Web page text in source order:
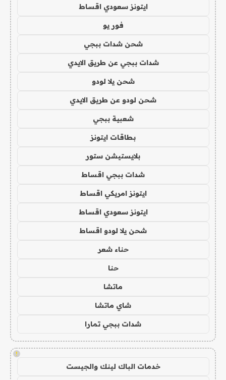
ايتونز سعودي اقساط
فور يو
شحن شدات ببجي
شدات ببجي عن طريق الايدي
شحن يلا لودو
شحن لودو عن طريق الايدي
شعبية ببجي
بطاقات ايتونز
بلايستيشن ستور
شدات ببجي اقساط
ايتونز امريكي اقساط
ايتونز سعودي اقساط
شحن يلا لودو اقساط
حناء شعر
حنا
ماتشا
شاي ماتشا
شدات ببجي تمارا
!
خدمات الباك لينك والجيست